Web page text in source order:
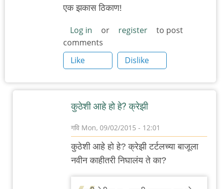
एक झकास ठिकाण!
Log in or register
to post
comments
Like
Dislike
कुठेशी आहे हो हे? क्रेझी
गवि Mon, 09/02/2015 - 12:01
In
reply
कुठेशी आहे हो हे? क्रेझी टर्टलच्या बाजूला
नवीन काहीतरी निघालंय ते का?